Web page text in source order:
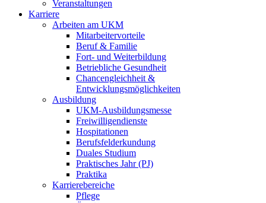
Veranstaltungen
Karriere
Arbeiten am UKM
Mitarbeitervorteile
Beruf & Familie
Fort- und Weiterbildung
Betriebliche Gesundheit
Chancengleichheit &
Entwicklungsmöglichkeiten
Ausbildung
UKM-Ausbildungsmesse
Freiwilligendienste
Hospitationen
Berufsfelderkundung
Duales Studium
Praktisches Jahr (PJ)
Praktika
Karrierebereiche
Pflege